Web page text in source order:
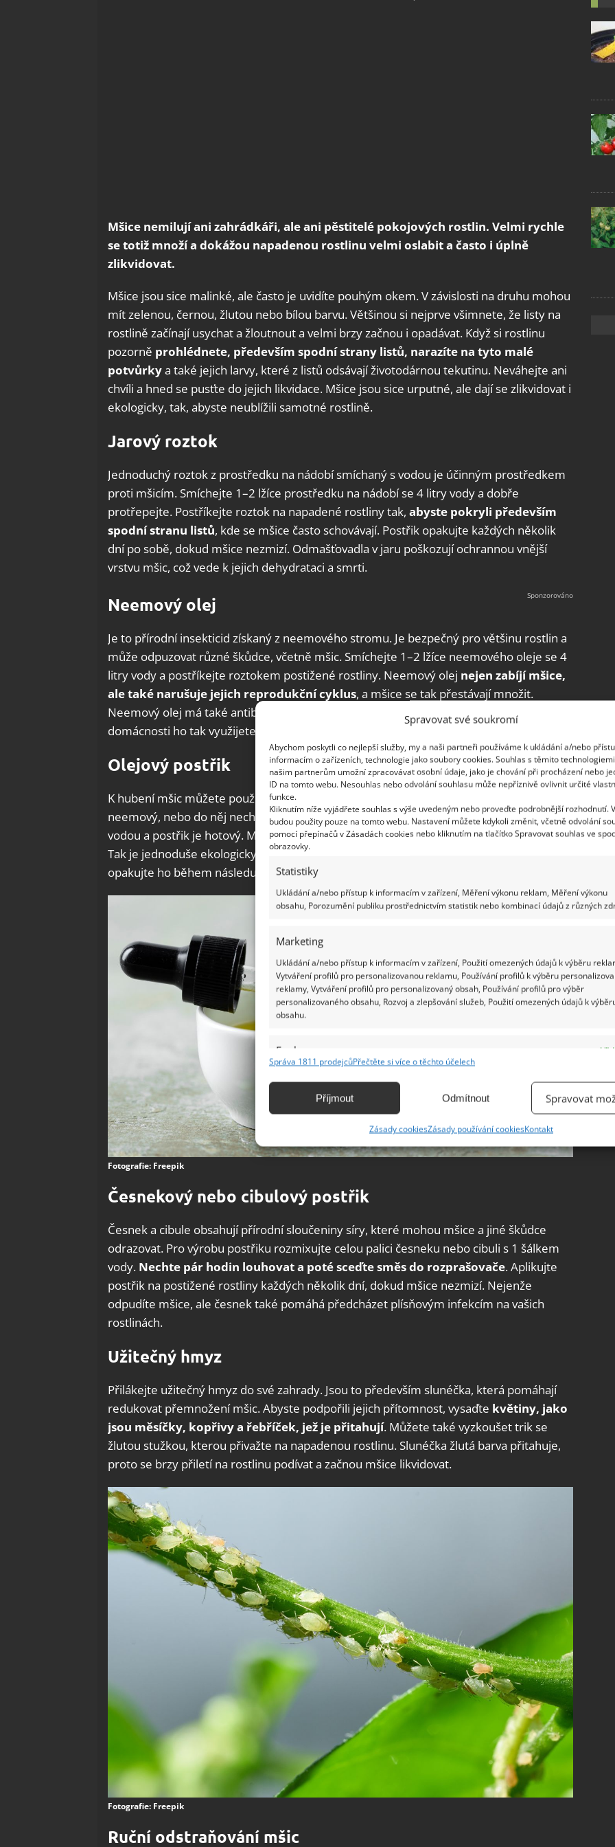
Spravovat své soukromí
Abychom poskytli co nejlepší služby, my a naši partneři používáme k ukládání a/nebo
informacím o zařízeních, technologie jako soubory cookies. Souhlas s těmito
našim partnerům umožní zpracovávat osobní údaje, jako je chování při procházení nebo
ID na tomto webu. Nesouhlas nebo odvolání souhlasu může nepříznivě ovlivnit určité
funkce.
Kliknutím níže vyjádřete souhlas s výše uvedeným nebo proveďte podrobnější rozhodnutí.
budou použity pouze na tomto webu. Nastavení můžete kdykoli změnit, včetně odvolání
pomocí přepínačů v Zásadách cookies nebo kliknutím na tlačítko Spravovat souhlas ve
obrazovky.
Statistiky
Ukládání a/nebo přístup k informacím v zařízení, Měření výkonu reklam, Měření výkonu
obsahu, Porozumění publiku prostřednictvím statistik nebo kombinací údajů z různých
Marketing
Ukládání a/nebo přístup k informacím v zařízení, Použití omezených údajů k výběru
Vytváření profilů pro personalizovanou reklamu, Používání profilů k výběru
reklamy, Vytváření profilů pro personalizovaný obsah, Používání profilů pro výběr
personalizovaného obsahu, Rozvoj a zlepšování služeb, Použití omezených údajů k
obsahu.
Funkce
Identifikace zařízení na základě automaticky přenášených informací.
základě aktivně vyžádaných informací.
odstraňování chyb, Poskytování a zobrazování reklamy a obsahu,
Ukládání a sdělování voleb ochrany osobních údajů.
Správa 1811 prodejcůPřečtěte si více o těchto účelech
Příjmout Odmítnout Spravovat
Zásady cookiesZásady používání cookiesKontakt
Mšice nemilují ani zahrádkáři, ale ani pěstitelé pokojových rostlin. Velmi rychle
se totiž množí a dokážou napadenou rostlinu velmi oslabit a často i úplně
zlikvidovat.
Mšice jsou sice malinké, ale často je uvidíte pouhým okem. V závislosti na druhu mohou
mít zelenou, černou, žlutou nebo bílou barvu. Většinou si nejprve všimnete, že listy na
rostlině začínají usychat a žloutnout a velmi brzy začnou i opadávat. Když si rostlinu
pozorně prohlédnete, především spodní strany listů, narazíte na tyto malé
potvůrkya také jejich larvy, které z listů odsávají životodárnou tekutinu. Neváhejte ani
chvíli a hned se pusťte do jejich likvidace. Mšice jsou sice urputné, ale dají se zlikvidovat i
ekologicky, tak, abyste neublížili samotné rostlině.
Jarový roztok
Jednoduchý roztok z prostředku na nádobí smíchaný s vodou je účinným prostředkem
proti mšicím. Smíchejte 1–2 lžíce prostředku na nádobí se 4 litry vody a dobře
protřepejte. Postříkejte roztok na napadené rostliny tak, abyste pokryli především
spodní stranu listů, kde se mšice často schovávají. Postřik opakujte každých několik
dní po sobě, dokud mšice nezmizí. Odmašťovadla v jaru poškozují ochrannou vnější
vrstvu mšic, což vede k jejich dehydrataci a smrti.
Neemový olej
Je to přírodní insekticid získaný z neemového stromu. Je bezpečný pro většinu rostlin a
může odpuzovat různé škůdce, včetně mšic. Smíchejte 1–2 lžíce neemového oleje se 4
litry vody a postříkejte roztokem postižené rostliny. Neemový olej nejen zabíjí mšice,
ale také narušuje jejich reprodukční cyklus, a mšice se tak přestávají množit.
Neemový olej má také antibiotické, antivirotické a antimykotické vlastnosti. V
domácnosti ho tak využijete i k mnoha jiným účelům.
Olejový postřik
K hubení mšic můžete použít i klasický stolní olej, pokud se vám nepodaří sehnat ten
neemový, nebo do něj nechcete investovat. Olej tedy smíchejte v poměru 1 : 10 s
vodou a postřik je hotový. Mastnésložky v oleji mšice obalí a zabrání jim v dýchání.
Tak je jednoduše ekologicky zlikvidujete. Před použitím postřik důkladně protřepte a
opakujte ho během následujících dnů několikrát, abyste se zbavili i nedospělých mšic.
Fotografie: Freepik
Česnekový nebo cibulový postřik
Česnek a cibule obsahují přírodní sloučeniny síry, které mohou mšice a jiné škůdce
odrazovat. Pro výrobu postřiku rozmixujte celou palici česneku nebo cibuli s 1 šálkem
vody. Nechte pár hodin louhovat a poté sceďte směs do rozprašovače. Aplikujte
postřik na postižené rostliny každých několik dní, dokud mšice nezmizí. Nejenže
odpudíte mšice, ale česnek také pomáhá předcházet plísňovým infekcím na vašich
rostlinách.
Užitečný hmyz
Přilákejte užitečný hmyz do své zahrady. Jsou to především slunéčka, která pomáhají
redukovat přemnožení mšic. Abyste podpořili jejich přítomnost, vysaďte květiny, jako
jsou měsíčky, kopřivy a řebříček, jež je přitahují. Můžete také vyzkoušet trik se
žlutou stužkou, kterou přivažte na napadenou rostlinu. Slunéčka žlutá barva přitahuje,
proto se brzy přiletí na rostlinu podívat a začnou mšice likvidovat.
Fotografie: Freepik
Ruční odstraňování mšic